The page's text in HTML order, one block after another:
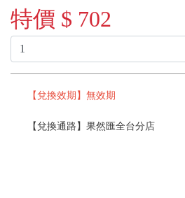
特價 $ 702
【兌換效期】無效期
【兌換通路】果然匯全台分店